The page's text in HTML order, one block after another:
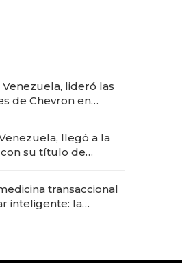
lideró las
de Chevron en
llegó a la
su título de
"fast premium"
transaccional
inteligente: la